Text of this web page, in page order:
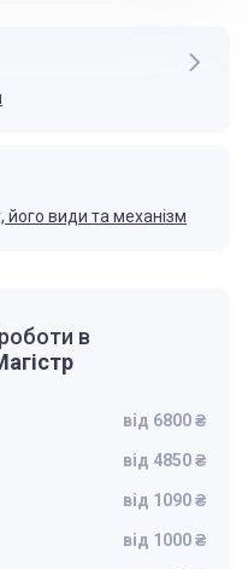
його види та механізм
в
від 6800 ₴
від 4850 ₴
від 1090 ₴
від 1000 ₴